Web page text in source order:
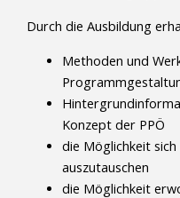
Durch die Ausbildung
Methoden und
Konzept der PPÖ
die Möglichkeit
auszutauschen
die Möglichkeit